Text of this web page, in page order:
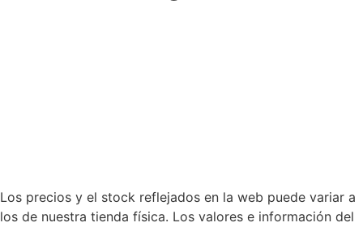
Los precios y el stock reflejados en la web puede variar a
los de nuestra tienda física. Los valores e información del